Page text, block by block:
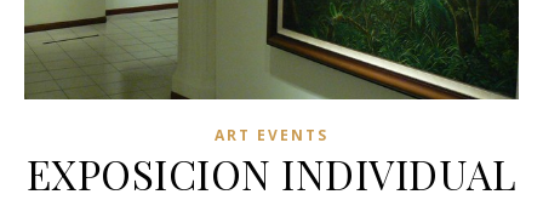
ART EVENTS
EXPOSICION INDIVIDUAL